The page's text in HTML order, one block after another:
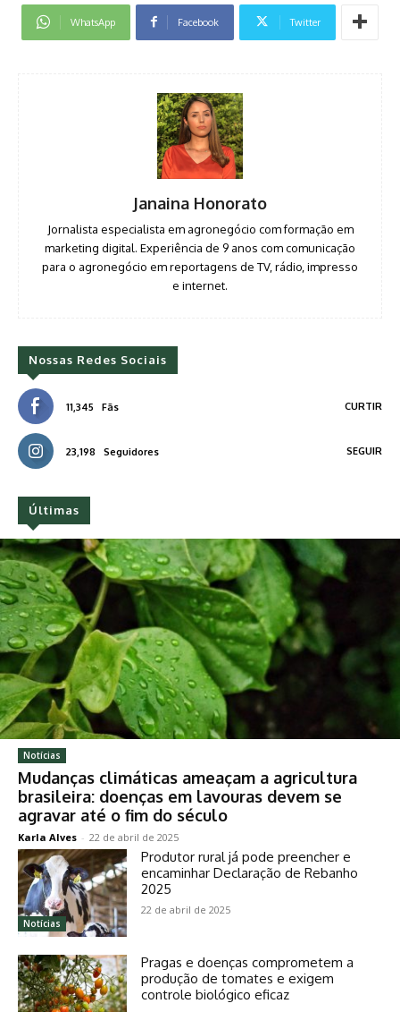
WhatsApp Facebook Twitter
Janaina Honorato
Jornalista especialista em agronegócio com formação em
marketing digital. Experiência de 9 anos com comunicação
para o agronegócio em reportagens de TV, rádio, impresso
e internet.
Nossas Redes Sociais
11,345 Fãs CURTIR
23,198 Seguidores SEGUIR
Últimas
Notícias
Mudanças climáticas ameaçam a agricultura
brasileira: doenças em lavouras devem se
agravar até o fim do século
Karla Alves - 22 de abril de 2025
Notícias
Produtor rural já pode preencher e
encaminhar Declaração de Rebanho
2025
22 de abril de 2025
Pragas e doenças comprometem a
produção de tomates e exigem
controle biológico eficaz